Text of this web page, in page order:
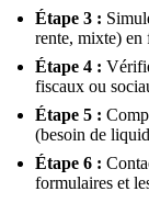
Étape 3 :
rente, mixte) en
Étape 4 :
fiscaux ou
Étape 5 :
(besoin de
Étape 6 :
formulaires et